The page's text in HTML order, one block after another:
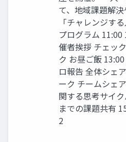
て、地域課題解
「チャレンジす
プログラム 11:00
催者挨拶 チェッ
ク お昼ご飯
ロ報告 全体シェ
ーク チームシェ
関する思考サイ
までの課題共有
2